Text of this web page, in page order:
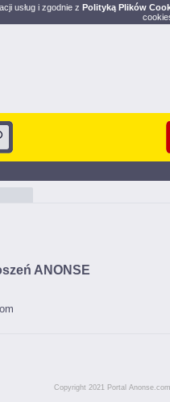
usług i zgodnie z Polityką Plików
ANONSE
Copyright 2021 Portal